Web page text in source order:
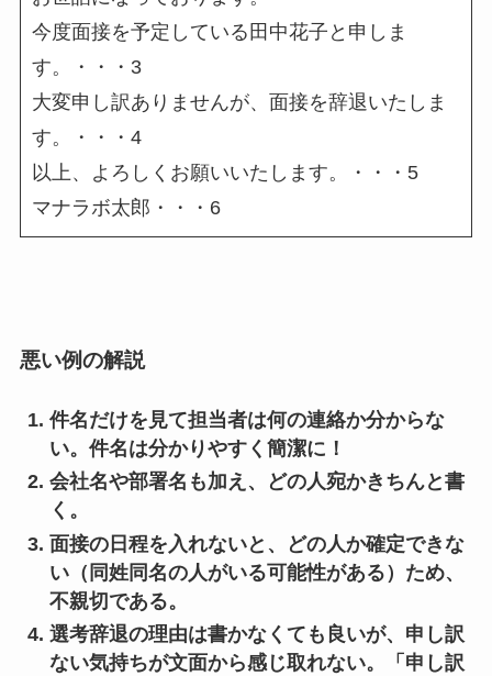
今度面接を予定している田中花子と申しま
す。・・・3
大変申し訳ありませんが、面接を辞退いたしま
す。・・・4
以上、よろしくお願いいたします。・・・5
マナラボ太郎・・・6
悪い例の解説
件名だけを見て担当者は何の連絡か分からな
い。件名は分かりやすく簡潔に！
会社名や部署名も加え、どの人宛かきちんと書
く。
面接の日程を入れないと、どの人か確定できな
い（同姓同名の人がいる可能性がある）ため、
不親切である。
選考辞退の理由は書かなくても良いが、申し訳
ない気持ちが文面から感じ取れない。「申し訳